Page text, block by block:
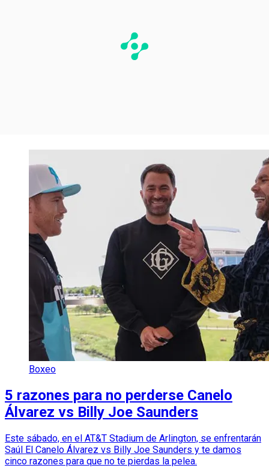
Boxeo
5 razones para no perderse Canelo
Álvarez vs Billy Joe Saunders
Este sábado, en el AT&T Stadium de Arlington, se enfrentarán
Saúl El Canelo Álvarez vs Billy Joe Saunders y te damos
cinco razones para que no te pierdas la pelea.